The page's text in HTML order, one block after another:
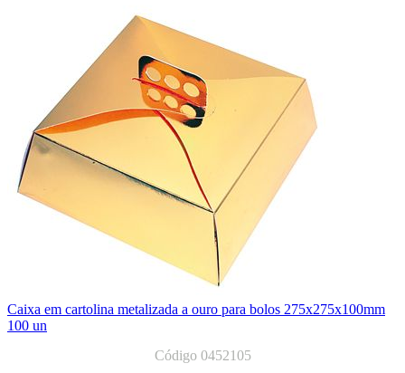
Caixa em cartolina metalizada a ouro para bolos 275x275x100mm
100 un
Código 0452105